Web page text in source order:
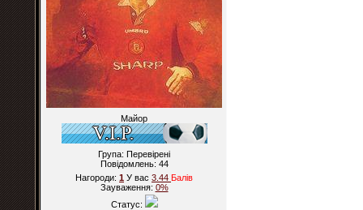
Майор
Група: Перевірені
Повідомлень: 44
Нагороди: 1 У вас 3.44 Балiв
Зауваження: 0%
Статус: